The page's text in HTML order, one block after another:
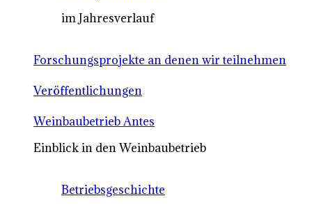
im Jahresverlauf
Forschungsprojekte an denen wir teilnehmen
Veröffentlichungen
Weinbaubetrieb Antes
Einblick in den Weinbaubetrieb
Betriebsgeschichte